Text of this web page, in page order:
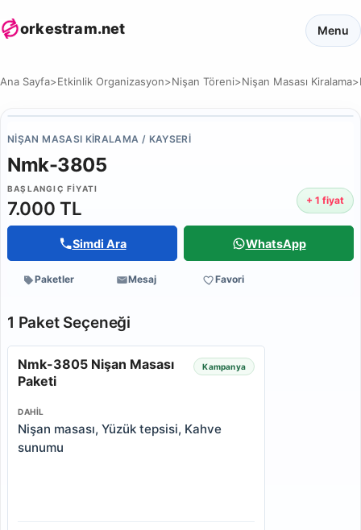
orkestram.net Menu
Ana Sayfa>Etkinlik Organizasyon>Nişan Töreni>Nişan Masası Kiralama>
NIŞAN MASASI KIRALAMA / KAYSERI
Nmk-3805
BAŞLANGIÇ FIYATI
7.000 TL + 1 fiyat
Simdi Ara WhatsApp
Paketler Mesaj Favori
1 Paket Seçeneği
Nmk-3805 Nişan Masası
Paketi
Kampanya
DAHIL
Nişan masası, Yüzük tepsisi, Kahve
sunumu